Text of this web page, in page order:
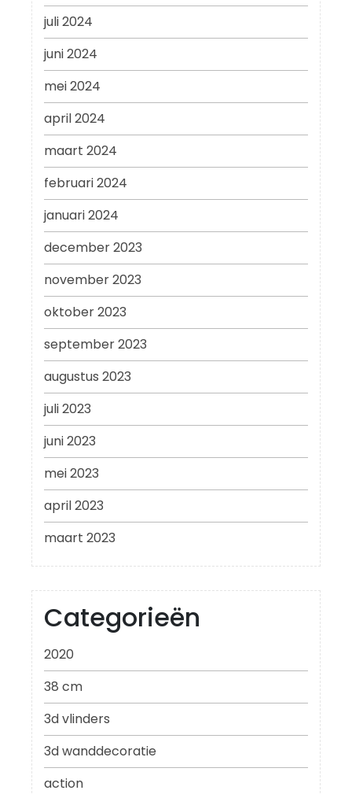
juli 2024
juni 2024
mei 2024
april 2024
maart 2024
februari 2024
januari 2024
december 2023
november 2023
oktober 2023
september 2023
augustus 2023
juli 2023
juni 2023
mei 2023
april 2023
maart 2023
Categorieën
2020
38 cm
3d vlinders
3d wanddecoratie
action